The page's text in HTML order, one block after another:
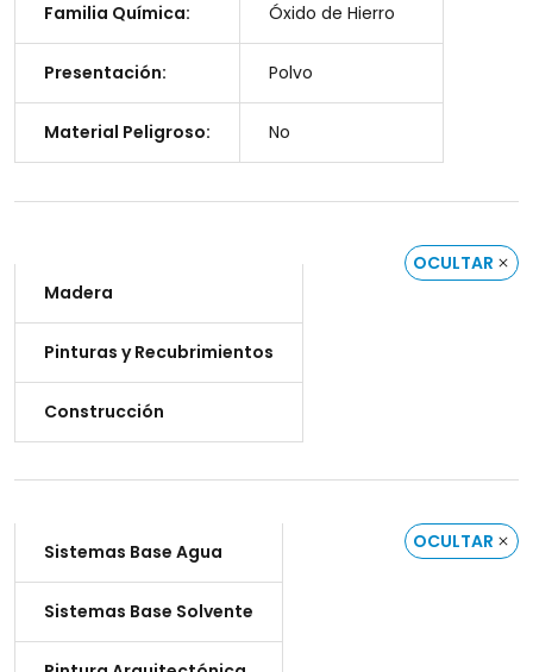
Familia Química: Óxido de Hierro
Presentación: Polvo
Material Peligroso: No
OCULTAR
Madera
Pinturas y Recubrimientos
Construcción
OCULTAR
Sistemas Base Agua
Sistemas Base Solvente